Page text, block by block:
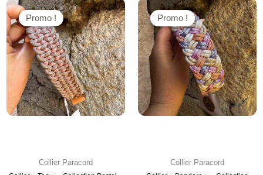
Collier Paracord
Promo !
Collier Paracord
Promo !